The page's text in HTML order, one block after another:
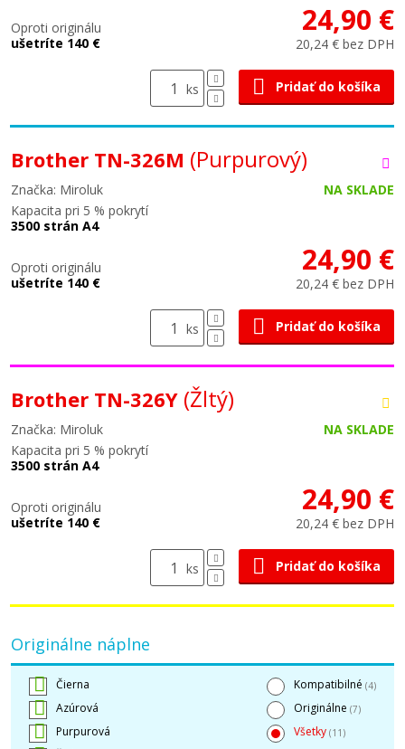
Oproti originálu
ušetríte 140 €
24,90 €
20,24 € bez DPH
ks Pridať do košíka
Brother TN-326M (Purpurový)
Značka: Miroluk
NA SKLADE
Kapacita pri 5 % pokrytí
3500 strán A4
Oproti originálu
ušetríte 140 €
24,90 €
20,24 € bez DPH
ks Pridať do košíka
Brother TN-326Y (Žltý)
Značka: Miroluk
NA SKLADE
Kapacita pri 5 % pokrytí
3500 strán A4
Oproti originálu
ušetríte 140 €
24,90 €
20,24 € bez DPH
ks Pridať do košíka
Originálne náplne
Čierna
Azúrová
Purpurová
Kompatibilné (4)
Originálne (7)
Všetky (11)